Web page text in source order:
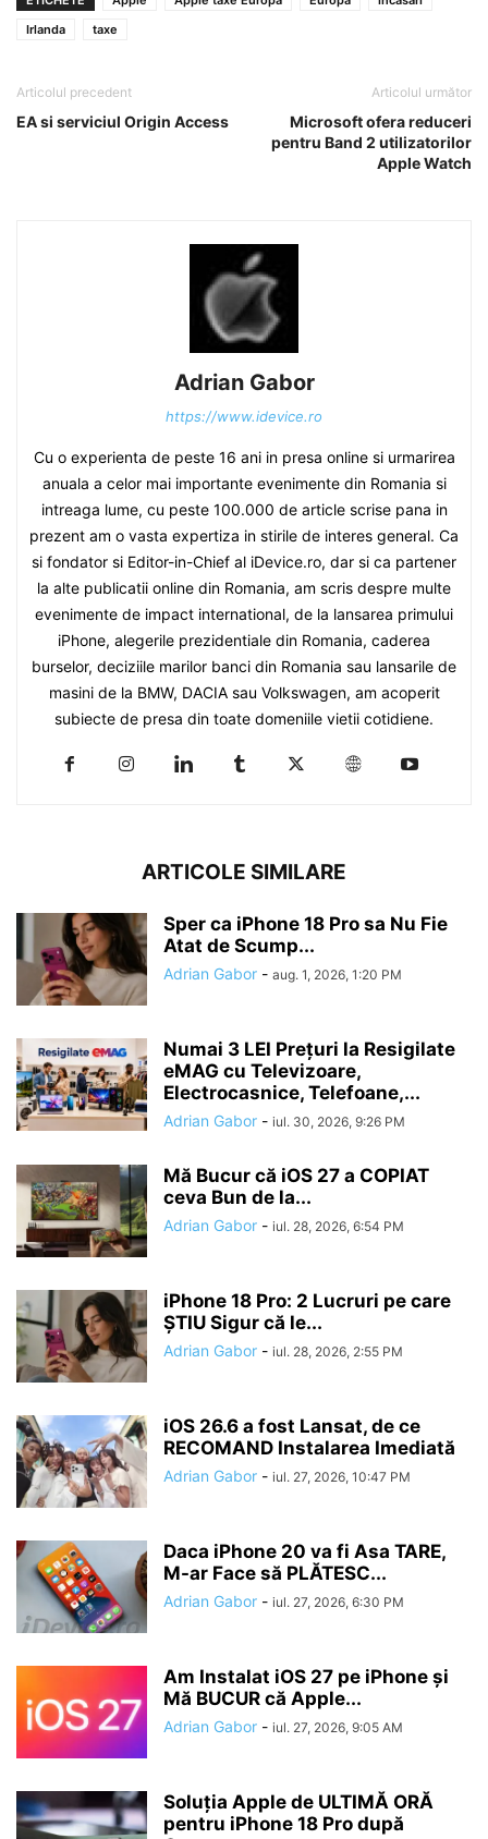
Irlanda
taxe
Articolul precedent
EA si serviciul Origin Access
Articolul următor
Microsoft ofera reduceri
pentru Band 2 utilizatorilor
Apple Watch
Adrian Gabor
https://www.idevice.ro
Cu o experienta de peste 16 ani in presa online si urmarirea
anuala a celor mai importante evenimente din Romania si
intreaga lume, cu peste 100.000 de article scrise pana in
prezent am o vasta expertiza in stirile de interes general. Ca
si fondator si Editor-in-Chief al iDevice.ro, dar si ca partener
la alte publicatii online din Romania, am scris despre multe
evenimente de impact international, de la lansarea primului
iPhone, alegerile prezidentiale din Romania, caderea
burselor, deciziile marilor banci din Romania sau lansarile de
masini de la BMW, DACIA sau Volkswagen, am acoperit
subiecte de presa din toate domeniile vietii cotidiene.
ARTICOLE SIMILARE
Sper ca iPhone 18 Pro sa Nu Fie
Atat de Scump...
Adrian Gabor - aug. 1, 2026, 1:20 PM
Numai 3 LEI Prețuri la Resigilate
eMAG cu Televizoare,
Electrocasnice, Telefoane,...
Adrian Gabor - iul. 30, 2026, 9:26 PM
Mă Bucur că iOS 27 a COPIAT
ceva Bun de la...
Adrian Gabor - iul. 28, 2026, 6:54 PM
iPhone 18 Pro: 2 Lucruri pe care
ȘTIU Sigur că le...
Adrian Gabor - iul. 28, 2026, 2:55 PM
iOS 26.6 a fost Lansat, de ce
RECOMAND Instalarea Imediată
Adrian Gabor - iul. 27, 2026, 10:47 PM
Daca iPhone 20 va fi Asa TARE,
M-ar Face să PLĂTESC...
Adrian Gabor - iul. 27, 2026, 6:30 PM
Am Instalat iOS 27 pe iPhone și
Mă BUCUR că Apple...
Adrian Gabor - iul. 27, 2026, 9:05 AM
Soluția Apple de ULTIMĂ ORĂ
pentru iPhone 18 Pro după